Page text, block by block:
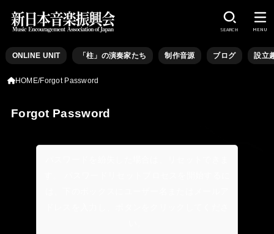
ONLINE UNIT 「柱」の演奏家たち 制作音源 ブログ 設立
SEARCH MENU
HOME Forgot Password
Forgot Password